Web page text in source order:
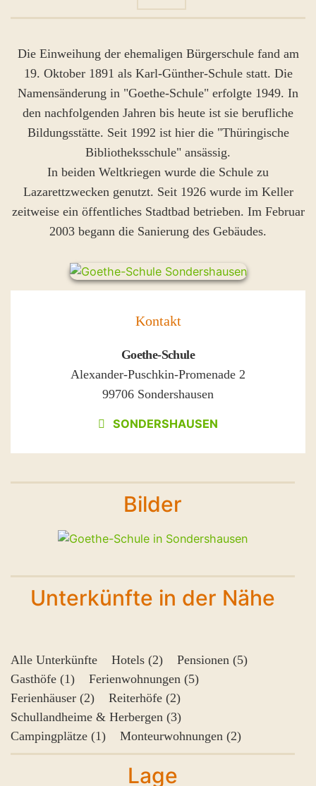
Die Einweihung der ehemaligen Bürgerschule fand am
19. Oktober 1891 als Karl-Günther-Schule statt. Die
Namensänderung in "Goethe-Schule" erfolgte 1949. In
den nachfolgenden Jahren bis heute ist sie berufliche
Bildungsstätte. Seit 1992 ist hier die "Thüringische
Bibliotheksschule" ansässig.
In beiden Weltkriegen wurde die Schule zu
Lazarettzwecken genutzt. Seit 1926 wurde im Keller
zeitweise ein öffentliches Stadtbad betrieben. Im Februar
2003 begann die Sanierung des Gebäudes.
Kontakt
Goethe-Schule
Alexander-Puschkin-Promenade 2
99706 Sondershausen
SONDERSHAUSEN
Bilder
Unterkünfte in der Nähe
Alle Unterkünfte Hotels (2)
Pensionen (5)
Gasthöfe (1)
Ferienwohnungen (5)
Ferienhäuser (2)
Reiterhöfe (2)
Schullandheime & Herbergen (3)
Campingplätze (1)
Monteurwohnungen (2)
Lage